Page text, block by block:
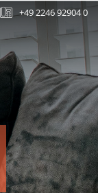
+49 2246 92904 0